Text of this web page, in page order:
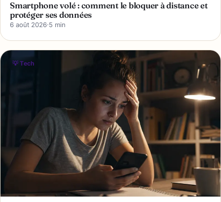
Smartphone volé : comment le bloquer à distance et
protéger ses données
6 août 2026·5 min
💡 Tech